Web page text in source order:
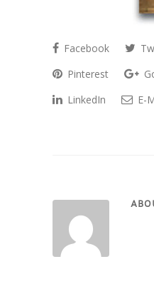
Facebook
Pinterest
LinkedIn
E-